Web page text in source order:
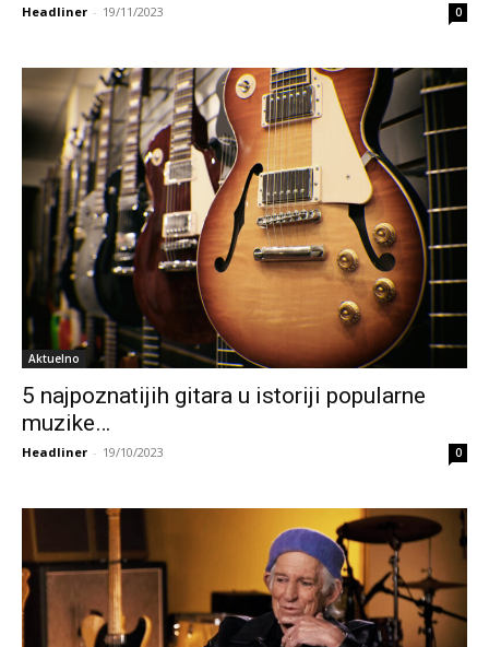
Headliner - 19/11/2023 0
Aktuelno
5 najpoznatijih gitara u istoriji popularne
muzike…
Headliner - 19/10/2023 0